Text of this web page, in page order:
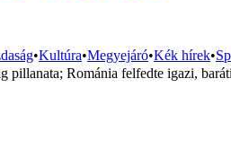
•Kultúra•Megyejáró•Kék hírek•
pillanata; Románia felfedte igazi,